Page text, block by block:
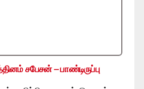
சபேசன் – பாண்டிருப்பு